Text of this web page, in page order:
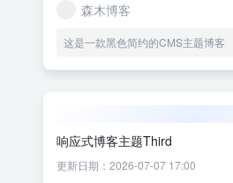
森木博客
这是一款黑色简约的CMS主题博客
响应式博客主题Third
更新日期：2026-07-07 17:00